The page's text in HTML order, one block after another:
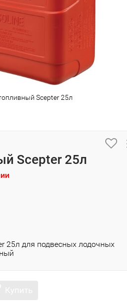
Scepter 25л
Scepter 25л
25л для подвесных лодочных